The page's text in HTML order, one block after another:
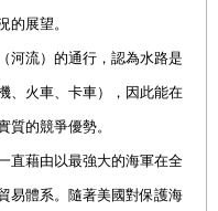
的展望。
河流）的通行，認為水路是
、火車、卡車），因此能在
質的競爭優勢。
直藉由以最強大的海軍在全
易體系。隨著美國對保護海